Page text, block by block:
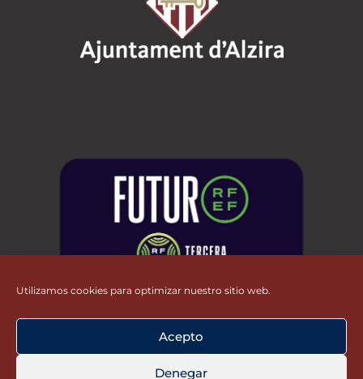
Utilizamos cookies para optimizar nuestro sitio web.
Acepto
Denegar